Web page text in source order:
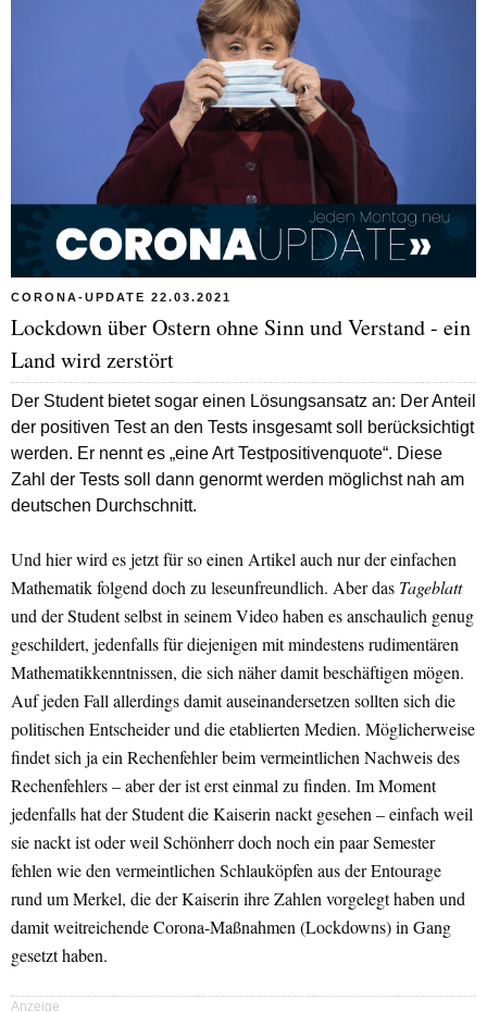
CORONA-UPDATE 22.03.2021
Lockdown über Ostern ohne Sinn und Verstand - ein
Land wird zerstört
Der Student bietet sogar einen Lösungsansatz an: Der Anteil
der positiven Test an den Tests insgesamt soll berücksichtigt
werden. Er nennt es „eine Art Testpositivenquote“. Diese
Zahl der Tests soll dann genormt werden möglichst nah am
deutschen Durchschnitt.
Und hier wird es jetzt für so einen Artikel auch nur der einfachen
Mathematik folgend doch zu leseunfreundlich. Aber das Tageblatt
und der Student selbst in seinem Video haben es anschaulich genug
geschildert, jedenfalls für diejenigen mit mindestens rudimentären
Mathematikkenntnissen, die sich näher damit beschäftigen mögen.
Auf jeden Fall allerdings damit auseinandersetzen sollten sich die
politischen Entscheider und die etablierten Medien. Möglicherweise
findet sich ja ein Rechenfehler beim vermeintlichen Nachweis des
Rechenfehlers – aber der ist erst einmal zu finden. Im Moment
jedenfalls hat der Student die Kaiserin nackt gesehen – einfach weil
sie nackt ist oder weil Schönherr doch noch ein paar Semester
fehlen wie den vermeintlichen Schlauköpfen aus der Entourage
rund um Merkel, die der Kaiserin ihre Zahlen vorgelegt haben und
damit weitreichende Corona-Maßnahmen (Lockdowns) in Gang
gesetzt haben.
Anzeige